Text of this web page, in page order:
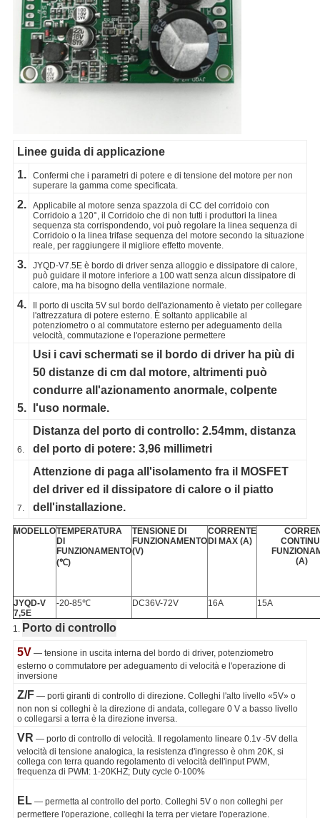
Linee guida di applicazione
1.
Confermi che i parametri di potere e di tensione del motore per non
superare la gamma come specificata.
2.
Applicabile al motore senza spazzola di CC del corridoio con
Corridoio a 120°, il Corridoio che di non tutti i produttori la linea
sequenza sta corrispondendo, voi può regolare la linea sequenza di
Corridoio o la linea trifase sequenza del motore secondo la situazione
reale, per raggiungere il migliore effetto movente.
3.
JYQD-V7.5E è bordo di driver senza alloggio e dissipatore di calore,
può guidare il motore inferiore a 100 watt senza alcun dissipatore di
calore, ma ha bisogno della ventilazione normale.
4.
Il porto di uscita 5V sul bordo dell'azionamento è vietato per collegare
l'attrezzatura di potere esterno. È soltanto applicabile al
potenziometro o al commutatore esterno per adeguamento della
velocità, commutazione e l'operazione permettere
5.
Usi i cavi schermati se il bordo di driver ha più di
50 distanze di cm dal motore, altrimenti può
condurre all'azionamento anormale, colpente
l'uso normale.
6.
Distanza del porto di controllo: 2.54mm, distanza
del porto di potere: 3,96 millimetri
7.
Attenzione di paga all'isolamento fra il MOSFET
del driver ed il dissipatore di calore o il piatto
dell'installazione.
MODELLOTEMPERATURA
DI
FUNZIONAMENTO
(℃)
TENSIONE DI
FUNZIONAMENTO
(V)
CORRENTE
DI MAX (A)
(A)
JYQD-V
7,5E
-20-85℃ DC36V-72V 16A 15A
1. Porto di controllo
5V — tensione in uscita interna del bordo di driver, potenziometro
esterno o commutatore per adeguamento di velocità e l'operazione di
inversione
Z/F — porti giranti di controllo di direzione. Colleghi l'alto livello «5V» o
non non si colleghi è la direzione di andata, collegare 0 V a basso livello
o collegarsi a terra è la direzione inversa.
VR — porto di controllo di velocità. Il regolamento lineare 0.1v -5V della
velocità di tensione analogica, la resistenza d'ingresso è ohm 20K, si
collega con terra quando regolamento di velocità dell'input PWM,
frequenza di PWM: 1-20KHZ; Duty cycle 0-100%
EL— permetta al controllo del porto. Colleghi 5V o non colleghi per
permettere l'operazione, colleghi la terra per vietare l'operazione.